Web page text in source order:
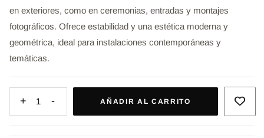
en exteriores, como en ceremonias, entradas y montajes
fotográficos. Ofrece estabilidad y una estética moderna y
geométrica, ideal para instalaciones contemporáneas y
temáticas.
+ 1 - AÑADIR AL CARRITO